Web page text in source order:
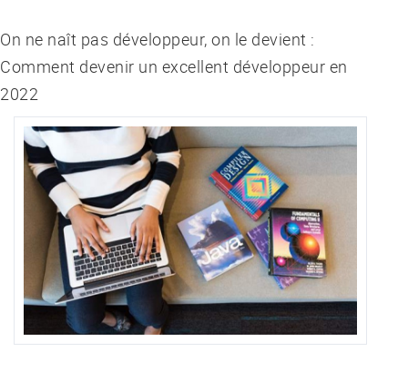
On ne naît pas développeur, on le devient :
Comment devenir un excellent développeur en
2022